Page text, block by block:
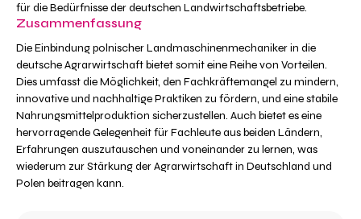
für die Bedürfnisse der deutschen Landwirtschaftsbetriebe.
Zusammenfassung
Die Einbindung polnischer Landmaschinenmechaniker in die
deutsche Agrarwirtschaft bietet somit eine Reihe von Vorteilen.
Dies umfasst die Möglichkeit, den Fachkräftemangel zu mindern,
innovative und nachhaltige Praktiken zu fördern, und eine stabile
Nahrungsmittelproduktion sicherzustellen. Auch bietet es eine
hervorragende Gelegenheit für Fachleute aus beiden Ländern,
Erfahrungen auszutauschen und voneinander zu lernen, was
wiederum zur Stärkung der Agrarwirtschaft in Deutschland und
Polen beitragen kann.